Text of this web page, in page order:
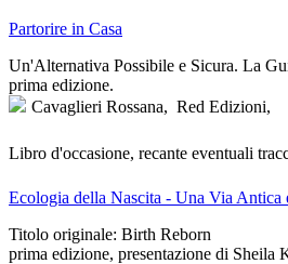
Partorire in Casa
Un'Alternativa Possibile e Sicura. La
prima edizione.
Cavaglieri Rossana, Red Edizioni,
Libro d'occasione, recante eventuali
Ecologia della Nascita - Una Via Antica
Titolo originale: Birth Reborn
prima edizione, presentazione di